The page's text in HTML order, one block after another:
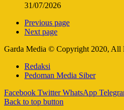
31/07/2026
Previous page
Next page
Garda Media © Copyright 2020, All
Redaksi
Pedoman Media Siber
Facebook Twitter WhatsApp
Back to top button